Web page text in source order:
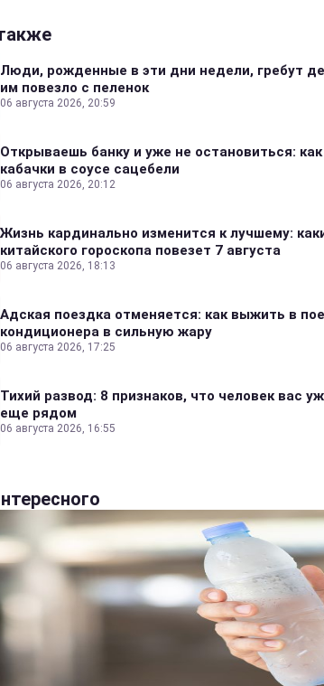
Люди, рожденные в эти дни недели, гребут
им повезло с пеленок
06 августа 2026, 20:59
Открываешь банку и уже не остановиться:
кабачки в соусе сацебели
06 августа 2026, 20:12
Жизнь кардинально изменится к лучшему:
китайского гороскопа повезет 7 августа
06 августа 2026, 18:13
Адская поездка отменяется: как выжить в
кондиционера в сильную жару
06 августа 2026, 17:25
Тихий развод: 8 признаков, что человек вас
еще рядом
06 августа 2026, 16:55